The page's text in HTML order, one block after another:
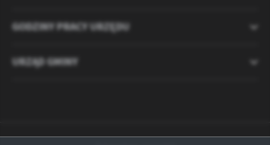
GODZINY PRACY URZĘDU
URZĄD GMINY